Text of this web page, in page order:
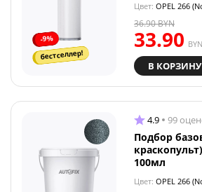
-9%
бестселлер!
Цвет: OPEL 266
33.90 BYN
36.90BYN
В КОРЗИНУ
4.9 99
Подбор
100мл
Цвет: OPEL 266